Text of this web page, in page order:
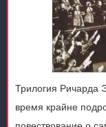
Трилогия Ричарда
время крайне